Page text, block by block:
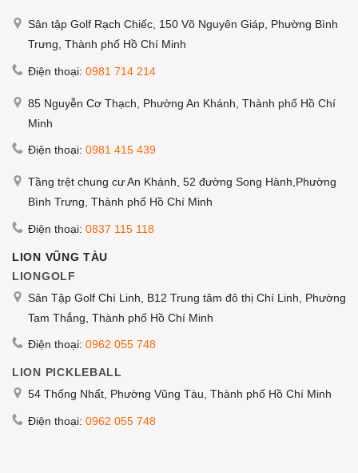
Sân tập Golf Rạch Chiếc, 150 Võ Nguyên Giáp, Phường Bình
Trưng, Thành phố Hồ Chí Minh
Điện thoại: 0981 714 214
85 Nguyễn Cơ Thạch, Phường An Khánh, Thành phố Hồ Chí
Minh
Điện thoại: 0981 415 439
Tầng trệt chung cư An Khánh, 52 đường Song Hành,Phường
Bình Trưng, Thành phố Hồ Chí Minh
Điện thoại: 0837 115 118
LION VŨNG TÀU
LIONGOLF
Sân Tập Golf Chí Linh, B12 Trung tâm đô thị Chí Linh, Phường
Tam Thắng, Thành phố Hồ Chí Minh
Điện thoại: 0962 055 748
LION PICKLEBALL
54 Thống Nhất, Phường Vũng Tàu, Thành phố Hồ Chí Minh
Điện thoại: 0962 055 748